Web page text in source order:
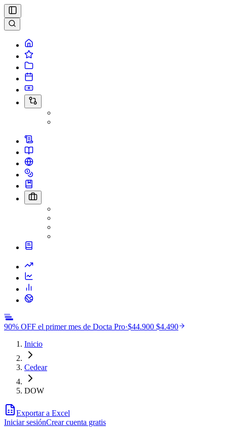
90% OFF el primer mes de Docta Pro·$44.900 $4.490
Inicio
Cedear
DOW
Exportar a Excel
Iniciar sesiónCrear cuenta gratis